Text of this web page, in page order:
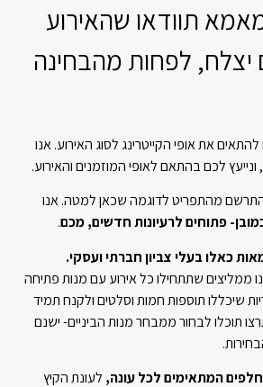
תוודאו שהאירוע
לפחות מהבחינה
את אופי הקייטרינג לסוג האירוע. אנו
לכם בהתאם לאופי המוזמנים והאירוע.
מהתפריט לדוגמה שכאן למטה. אנו
פתוחים לרעיונות חדשים, מכם.
כאלו בעלי צביון חברתי ועסקי.
ממליצים שתתחילו כל אירוע עם מנות פתיחה
שיכללו תוספות חמות וסלטים ולקנח תמיד
תוכלו לבחור ממבחר מנות הביניים- ישנם
המתאימים לכל עונה, לעונת הקיץ